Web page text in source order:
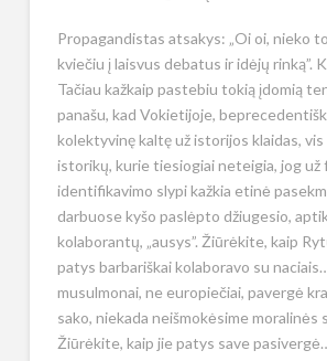
Propagandistas atsakys: „Oi oi, nieko
kviečiu į laisvus debatus ir idėjų rinką”.
Tačiau kažkaip pastebiu tokią įdomią
panašu, kad Vokietijoje,
kolektyvinę kaltę už istorijos klaidas,
istorikų, kurie tiesiogiai neteigia, jog už
identifikavimo slypi kažkia etinė
darbuose kyšo paslėpto džiugesio,
kolaborantų, „ausys”. Žiūrėkite, kaip
patys barbariškai kolaboravo su
musulmonai, ne europiečiai, pavergė
sako, niekada neišmokėsime moralinės
Žiūrėkite, kaip jie patys save